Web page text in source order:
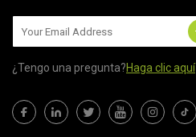
¿Tengo una pregunta?Haga clic aquí